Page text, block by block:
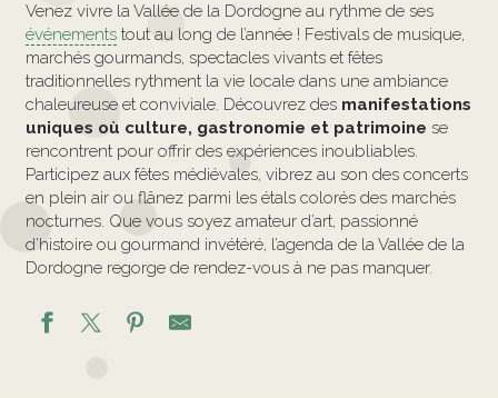
Venez vivre la Vallée de la Dordogne au rythme de ses
événementstout au long de l’année ! Festivals de musique,
marchés gourmands, spectacles vivants et fêtes
traditionnelles rythment la vie locale dans une ambiance
chaleureuse et conviviale. Découvrez des manifestations
uniques où culture, gastronomie et patrimoine se
rencontrent pour offrir des expériences inoubliables.
Participez aux fêtes médiévales, vibrez au son des concerts
en plein air ou flânez parmi les étals colorés des marchés
nocturnes. Que vous soyez amateur d’art, passionné
d’histoire ou gourmand invétéré, l’agenda de la Vallée de la
Dordogne regorge de rendez-vous à ne pas manquer.